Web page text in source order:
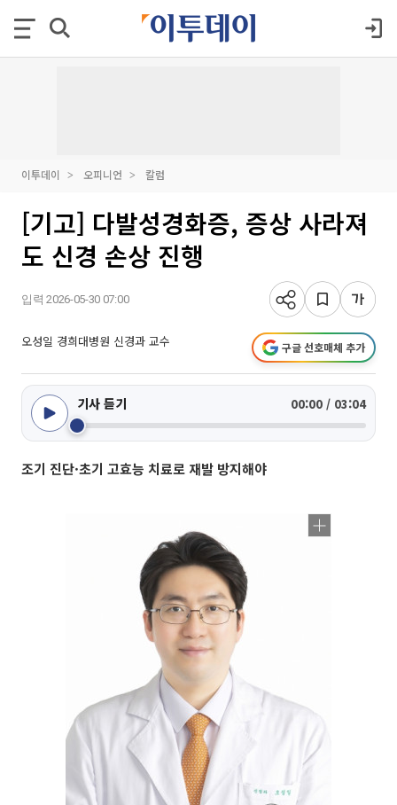
이투데이 오피니언 칼럼
[기고] 다발성경화증, 증상 사라져
도 신경 손상 진행
입력 2026-05-30 07:00
오성일 경희대병원 신경과 교수 구글 선호매체 추가
기사 듣기 00:00 / 03:04
조기 진단·초기 고효능 치료로 재발 방지해야